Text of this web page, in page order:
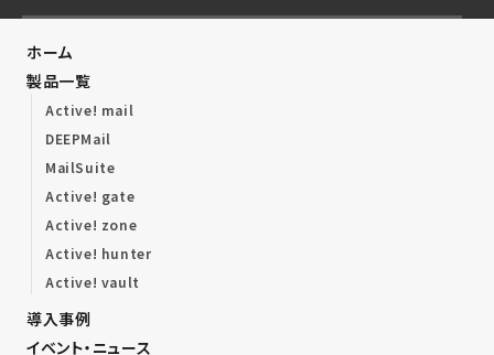
ホーム
製品一覧
Active! mail
DEEPMail
MailSuite
Active! gate
Active! zone
Active! hunter
Active! vault
導入事例
イベント・ニュース